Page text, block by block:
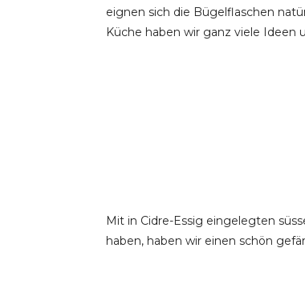
eignen sich die Bügelflaschen
Küche haben wir ganz viele
Mit in Cidre-Essig eingelegten
haben, haben wir einen schön